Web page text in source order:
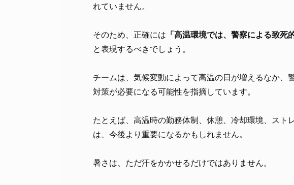
れていません。
そのため、正確には 「高温環境では、警察による致死
と表現するべきでしょう。
チームは、気候変動によって高温の日が増えるなか、
対策が必要になる可能性を指摘しています。
たとえば、高温時の勤務体制、休憩、冷却環境、スト
は、今後より重要になるかもしれません。
暑さは、ただ汗をかかせるだけではありません。